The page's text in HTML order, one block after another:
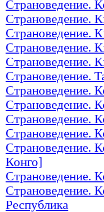
Страноведение.
Страноведение.
Страноведение.
Страноведение.
Страноведение.
Страноведение.
Страноведение.
Страноведение.
Страноведение.
Страноведение.
Страноведение.
Конго]
Страноведение.
Страноведение.
Республика